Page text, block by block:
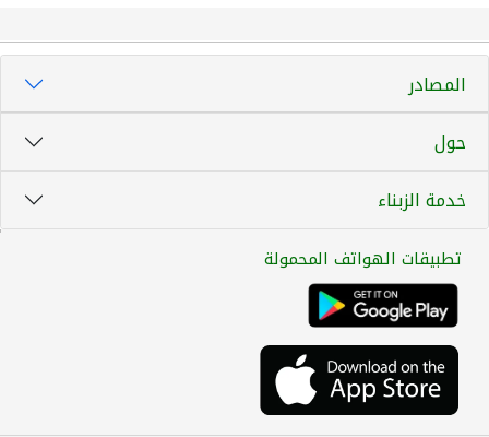
المصادر
حول
خدمة الزبناء
تطبيقات الهواتف المحمولة